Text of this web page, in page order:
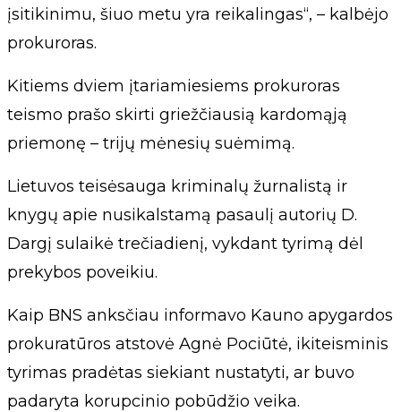
įsitikinimu, šiuo metu yra reikalingas“, – kalbėjo
prokuroras.
Kitiems dviem įtariamiesiems prokuroras
teismo prašo skirti griežčiausią kardomąją
priemonę – trijų mėnesių suėmimą.
Lietuvos teisėsauga kriminalų žurnalistą ir
knygų apie nusikalstamą pasaulį autorių D.
Dargį sulaikė trečiadienį, vykdant tyrimą dėl
prekybos poveikiu.
Kaip BNS anksčiau informavo Kauno apygardos
prokuratūros atstovė Agnė Pociūtė, ikiteisminis
tyrimas pradėtas siekiant nustatyti, ar buvo
padaryta korupcinio pobūdžio veika.